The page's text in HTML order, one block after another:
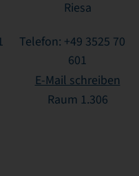
Riesa
Telefon: +49 3525 707-
601
E-Mail schreiben
Raum 1.306